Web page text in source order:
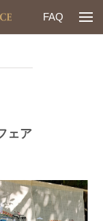
FAQ
ェア